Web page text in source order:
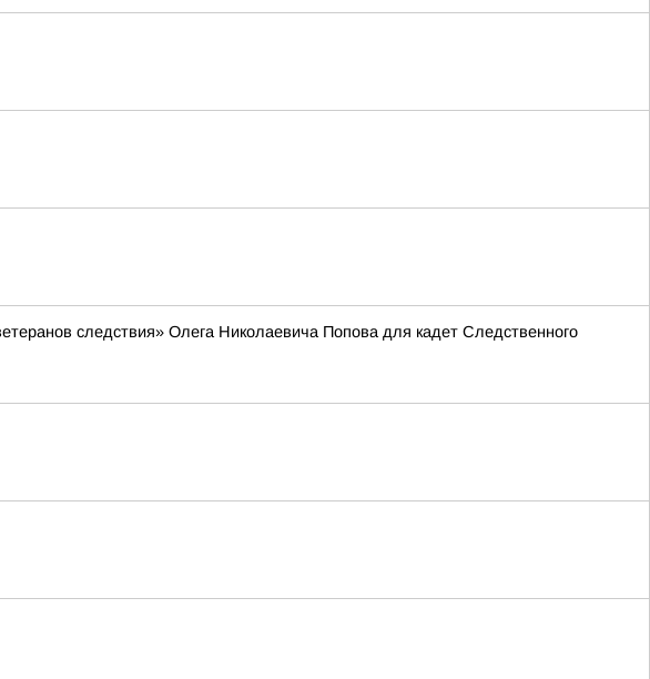
следствия» Олега Николаевича Попова для кадет Следственного